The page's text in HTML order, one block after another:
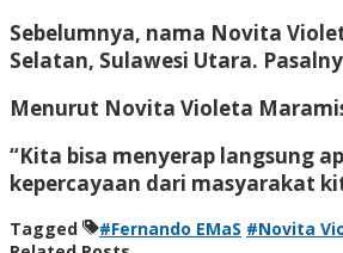
Sebelumnya, nama Novita
Selatan, Sulawesi Utara.
Menurut Novita Violeta
“Kita bisa menyerap langsung
kepercayaan dari masyarakat
Tagged #Fernando EMaS #Novita